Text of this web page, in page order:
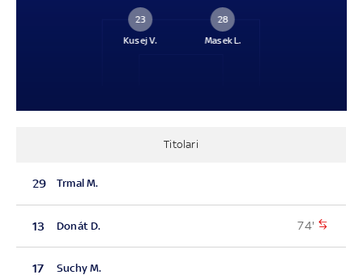
23
Kusej V.
28
Masek L.
Titolari
29 Trmal M.
13 Donát D. 74'
17 Suchy M.